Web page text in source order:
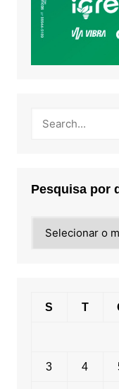
Pesquisa por
por
S T
3 4